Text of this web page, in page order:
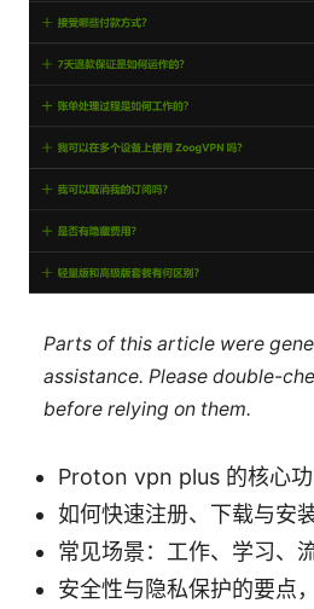
Parts of this article were
assistance. Please double-
before relying on them.
Proton vpn plus 的核心
如何快速注册、下载与安
常见场景：工作、学习、
安全性与隐私保护的要点